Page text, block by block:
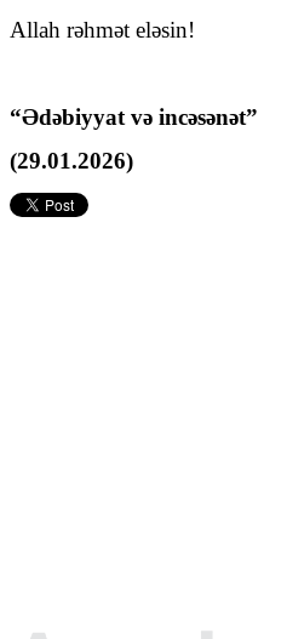
Allah rəhmət eləsin!
“Ədəbiyyat və incəsənət”
(29.01.2026)